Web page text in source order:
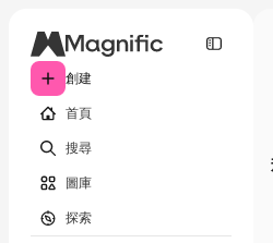
創建
首頁
搜尋
圖庫
探索